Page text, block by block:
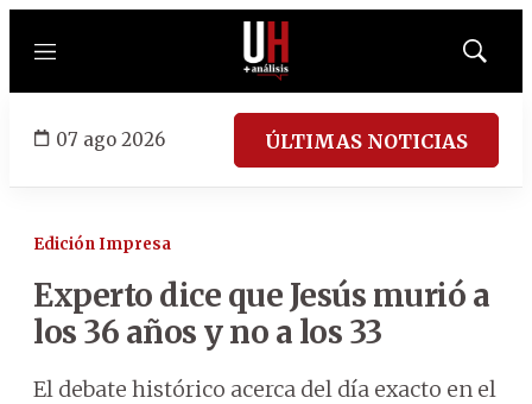
Menú
Mostrar
07 ago 2026 ÚLTIMAS NOTICIAS
Edición Impresa
Experto dice que Jesús murió a
los 36 años y no a los 33
El debate histórico acerca del día exacto en el